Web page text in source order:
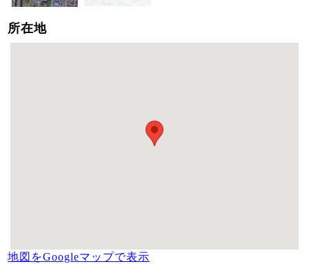
所在地
地図をGoogleマップで表示